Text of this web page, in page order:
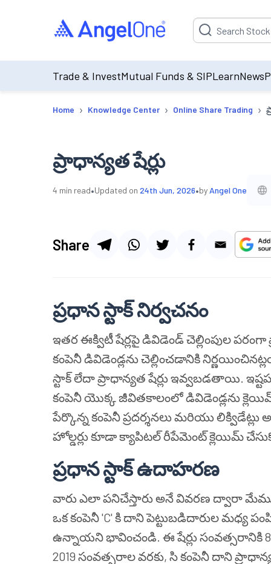
Suggestion will be
Trade & InvestMutual Funds & SIPLearnNews
Home › Knowledge Center › Online Share Trading ›
ప్రాధాన్యత షేర్లు
4 min read•Updated on 24th Jun, 2026•by Angel One
Share
ప్రధాన స్టాక్ నిర్వచనం
ఇతర ఈక్విటీ షేర్లపై డివిడెండ్ చెల్లింపుల
కంపెనీ డివిడెండ్లను చెల్లించడానికి
స్టాక్ లేదా ప్రాధాన్యత షేర్లు ఇవ్వబడతాయి.
కంపెనీ యొక్క జీవితకాలంలో డివిడెండ్లను క్లెయిమ్
పేర్కొన్న కంపెనీ ప్రదర్శనలు మరియు
హోల్డర్లు కూడా క్యాపిటల్ రీపేమెంట్ క్లెయిమ్
ప్రధాన స్టాక్ ఉదాహరణ
వారు ఎలా పనిచేస్తారు అనే వివరణ ద్వారా
ఒక కంపెనీ 'C' కి దాని పెట్టుబడిదారుల మధ్య
ఉన్నాయని భావించండి. ఈ షేర్లు సంవత్సరానికి
2019 సంవత్సరాల వరకు, సి కంపెనీ దాని